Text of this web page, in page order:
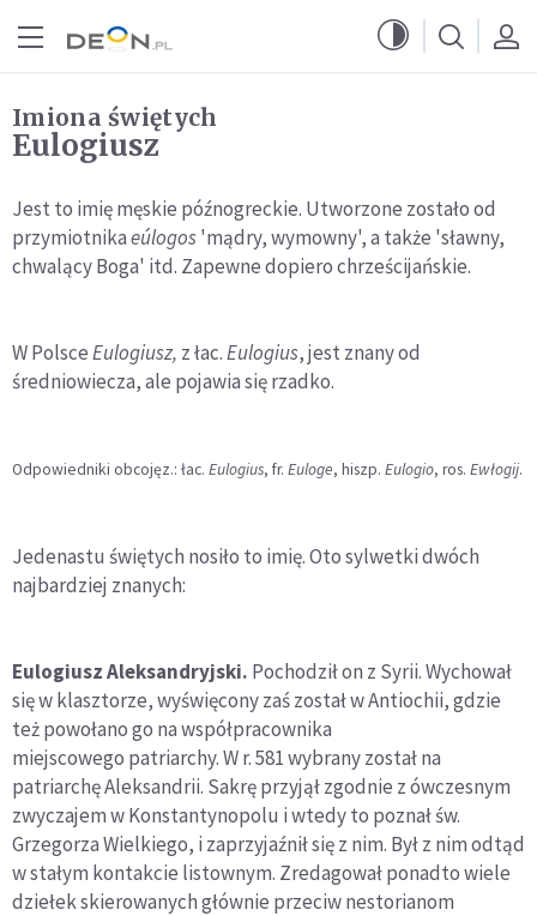
Imiona świętych
Eulogiusz
Jest to imię męskie późnogreckie. Utworzone zostało od
przymiotnikaeúlogos'mądry, wymowny', a także 'sławny,
chwalący Boga' itd. Zapewne dopiero chrześcijańskie.
W PolsceEulogiusz, z łac.Eulogius, jest znany od
średniowiecza, ale pojawia się rzadko.
Odpowiedniki obcojęz.: łac. Eulogius, fr. Euloge, hiszp. Eulogio, ros. Ewłogij.
Jedenastu świętych nosiło to imię. Oto sylwetki dwóch
najbardziej znanych:
Eulogiusz Aleksandryjski. Pochodził on z Syrii. Wychował
się w klasztorze, wyświęcony zaś został w Antiochii, gdzie
też powołano go na współpracownika
miejscowego patriarchy. W r. 581 wybrany został na
patriarchę Aleksandrii. Sakrę przyjął zgodnie z ówczesnym
zwyczajem w Konstantynopolu i wtedy to poznał św.
Grzegorza Wielkiego, i zaprzyjaźnił się z nim. Był z nim odtąd
w stałym kontakcie listownym. Zredagował ponadto wiele
dziełek skierowanych głównie przeciw nestorianom